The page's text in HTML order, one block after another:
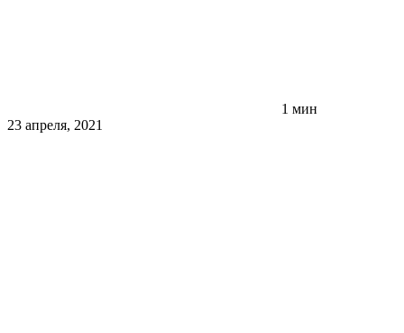
1 мин
23 апреля, 2021